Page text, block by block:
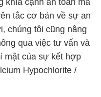
khía cạnh an toàn mà
tắc cơ bản về sự an
chúng tôi cũng nâng
qua việc tư vấn và
mật của sự kết hợp
Hypochlorite /